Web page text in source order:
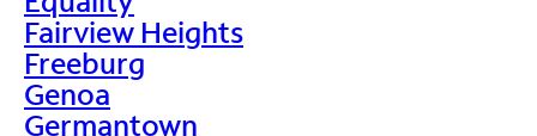
Fairview Heights
Freeburg
Genoa
Germantown